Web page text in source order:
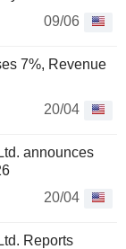
09/06
7%, Revenue
20/04
announces
20/04
Reports